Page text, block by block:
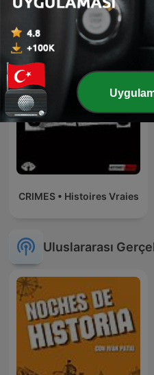
ملفات بولـيسية
CRIMES • Histoires Vraies
Uluslararası